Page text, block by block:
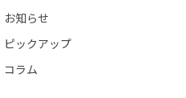
お知らせ
ピックアップ
コラム